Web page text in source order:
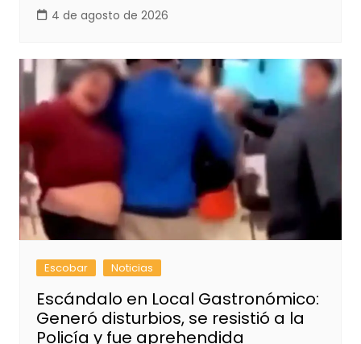
4 de agosto de 2026
Escobar Noticias
Escándalo en Local Gastronómico:
Generó disturbios, se resistió a la
Policía y fue aprehendida